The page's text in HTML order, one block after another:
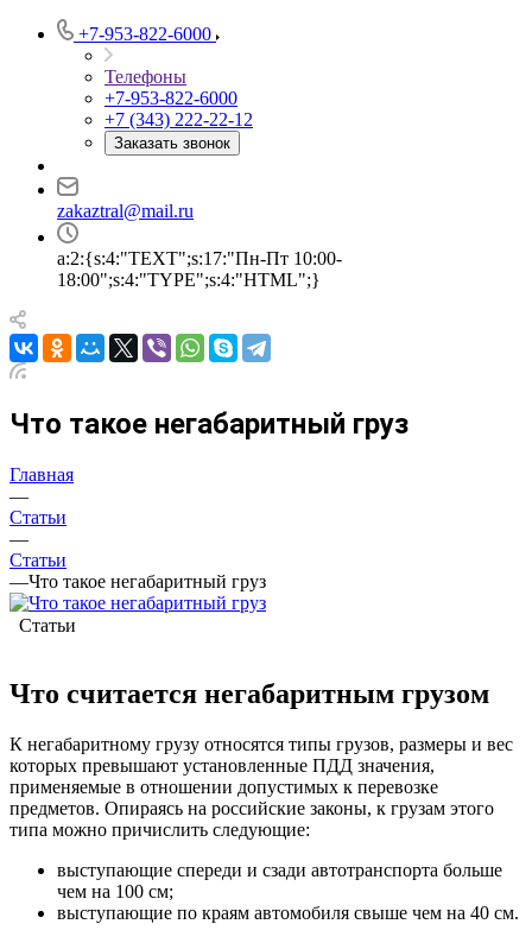
+7-953-822-6000
Телефоны
+7-953-822-6000
+7 (343) 222-22-12
Заказать звонок
zakaztral@mail.ru
a:2:{s:4:"TEXT";s:17:"Пн-Пт 10:00-
18:00";s:4:"TYPE";s:4:"HTML";}
Что такое негабаритный груз
Главная
—
Статьи
—
Статьи
—Что такое негабаритный груз
Статьи
Что считается негабаритным грузом
К негабаритному грузу относятся типы грузов, размеры и вес
которых превышают установленные ПДД значения,
применяемые в отношении допустимых к перевозке
предметов. Опираясь на российские законы, к грузам этого
типа можно причислить следующие:
выступающие спереди и сзади автотранспорта больше
чем на 100 см;
выступающие по краям автомобиля свыше чем на 40 см.